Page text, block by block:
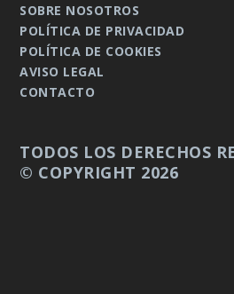
SOBRE NOSOTROS
POLÍTICA DE PRIVACIDAD
POLÍTICA DE COOKIES
AVISO LEGAL
CONTACTO
TODOS LOS DERECHOS
© COPYRIGHT 2026